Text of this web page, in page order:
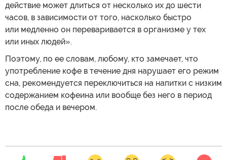
действие может длиться от несколько их до шести
часов, в зависимости от того, насколько быстро
или медленно он переваривается в организме у тех
или иных людей».
Поэтому, по ее словам, любому, кто замечает, что
употребление кофе в течение дня нарушает его режим
сна, рекомендуется переключиться на напитки с низким
содержанием кофеина или вообще без него в период
после обеда и вечером.